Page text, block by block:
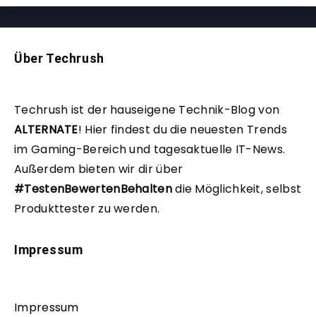
Über Techrush
Techrush ist der hauseigene Technik-Blog von
ALTERNATE! Hier findest du die neuesten Trends
im Gaming-Bereich und tagesaktuelle IT-News.
Außerdem bieten wir dir über
#TestenBewertenBehaltendie Möglichkeit, selbst
Produkttester zu werden.
Impressum
Impressum